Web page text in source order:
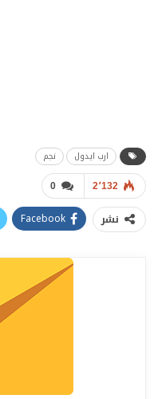
ارب ايدول نجم
0 2٬132
نشر Facebook